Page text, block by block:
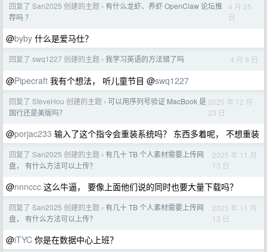
回复了 San2025 创建的主题 › 有什么龙虾、养虾 OpenClaw 论坛推
荐吗 ？
4 月 25
日
@byby 什么是爱马仕？
回复了 swq1227 创建的主题 › 我学习英语的方法错了吗 4 月 9 日
@Pipecraft 我有个想法， 听儿童节目 @swq1227
回复了 SteveHou 创建的主题 › 可以用序列号验证 MacBook 是
国行还是美版吗？
2025 年 12 月
23 日
@porjac233 输入了这个指令会重装系统吗？ 东西多着呢， 不想重装
回复了 San2025 创建的主题 › 有几十 TB 个人素材需要上传网
盘， 有什么方法可以上传？
2025 年 11 月
13 日
@nnnccc 这么牛逼， 要像上面他们说的同时也要大量下载吗？
回复了 San2025 创建的主题 › 有几十 TB 个人素材需要上传网
盘， 有什么方法可以上传？
2025 年 11 月
13 日
@iTYC 你是在数据中心上班？